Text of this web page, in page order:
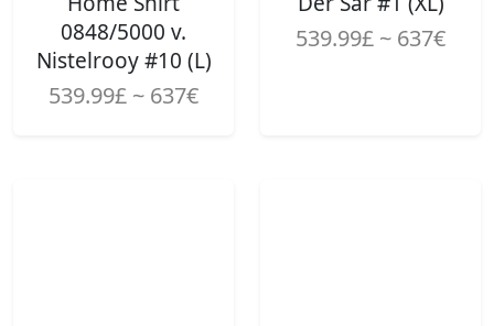
0848/5000 v.
Nistelrooy #10 (L)
539.99£ ~ 637€
539.99£ ~ 637€